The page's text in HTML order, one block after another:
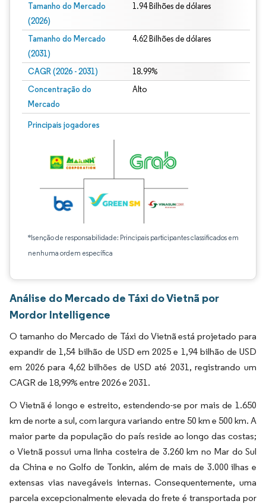
Tamanho do Mercado
(2026)
1.94 Bilhões de dólares
Tamanho do Mercado
(2031)
4.62 Bilhões de dólares
CAGR (2026 - 2031) 18.99%
Concentração do
Mercado
Alto
Principais jogadores
*Isenção de responsabilidade: Principais participantes classificados em
nenhuma ordem específica
Análise do Mercado de Táxi do Vietnã por
Mordor Intelligence
O tamanho do Mercado de Táxi do Vietnã está projetado para
expandir de 1,54 bilhão de USD em 2025 e 1,94 bilhão de USD
em 2026 para 4,62 bilhões de USD até 2031, registrando um
CAGR de 18,99% entre 2026 e 2031.
O Vietnã é longo e estreito, estendendo-se por mais de 1.650
km de norte a sul, com largura variando entre 50 km e 500 km. A
maior parte da população do país reside ao longo das costas;
o Vietnã possui uma linha costeira de 3.260 km no Mar do Sul
da China e no Golfo de Tonkin, além de mais de 3.000 ilhas e
extensas vias navegáveis internas. Consequentemente, uma
parcela excepcionalmente elevada do frete é transportada por